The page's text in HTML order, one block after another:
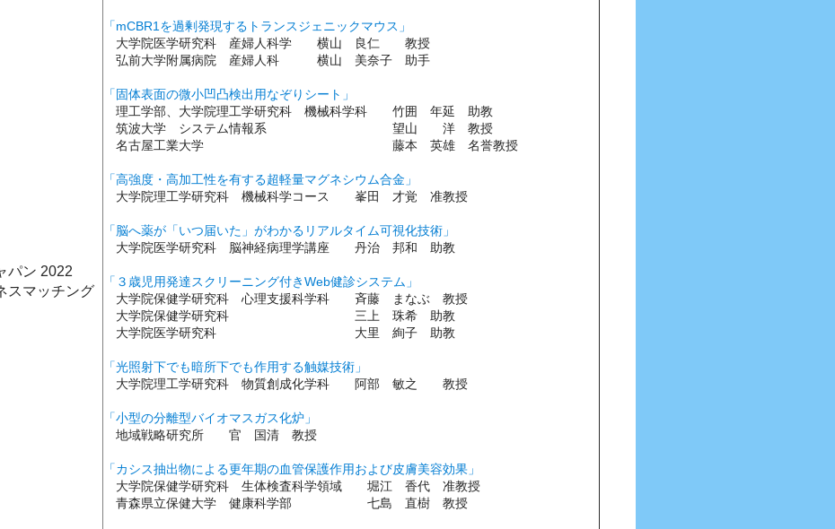
パン 2022
スマッチング
「mCBR1を過剰発現するトランスジェニックマウス」
大学院医学研究科 産婦人科学 横山 良仁 教授
弘前大学附属病院 産婦人科 横山 美奈子 助手
「固体表面の微小凹凸検出用なぞりシート」
理工学部、大学院理工学研究科 機械科学科 竹囲 年延 助教
筑波大学 システム情報系 望山 洋 教授
名古屋工業大学 藤本 英雄 名誉教授
「高強度・高加工性を有する超軽量マグネシウム合金」
大学院理工学研究科 機械科学コース 峯田 才覚 准教授
「脳へ薬が「いつ届いた」がわかるリアルタイム可視化技術」
大学院医学研究科 脳神経病理学講座 丹治 邦和 助教
「３歳児用発達スクリーニング付きWeb健診システム」
大学院保健学研究科 心理支援科学科 斉藤 まなぶ 教授
大学院保健学研究科 三上 珠希 助教
大学院医学研究科 大里 絢子 助教
「光照射下でも暗所下でも作用する触媒技術」
大学院理工学研究科 物質創成化学科 阿部 敏之 教授
「小型の分離型バイオマスガス化炉」
地域戦略研究所 官 国清 教授
「カシス抽出物による更年期の血管保護作用および皮膚美容効果」
大学院保健学研究科 生体検査科学領域 堀江 香代 准教授
青森県立保健大学 健康科学部 七島 直樹 教授